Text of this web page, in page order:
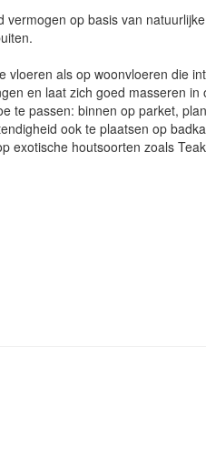
op basis van
vloeren als op woonvloeren die
en laat zich goed masseren in
te passen: binnen op parket,
ook te plaatsen op
exotische houtsoorten zoals